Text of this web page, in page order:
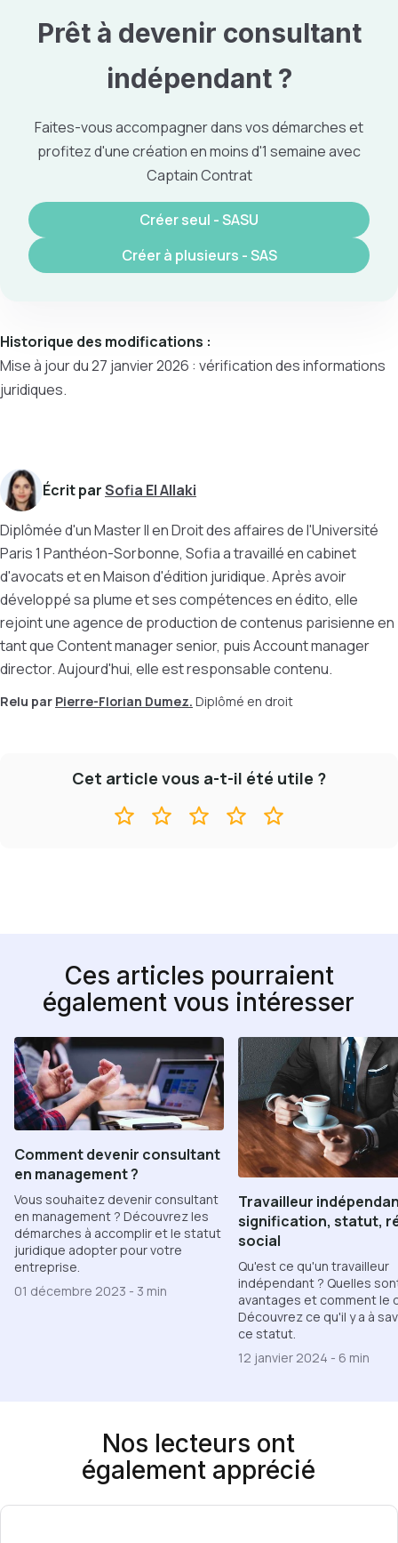
Prêt à devenir consultant
indépendant?
Faites-vous accompagner dans vos démarches et
profitez d'une création en moins d'1 semaine avec
Captain Contrat
Créer seul - SASU
Créer à plusieurs - SAS
Historique des modifications :
Mise à jour du 27 janvier 2026 : vérification des informations
juridiques.
Écrit parSofia El Allaki
Diplômée d'un Master II en Droit des affaires de l'Université
Paris 1 Panthéon-Sorbonne, Sofia a travaillé en cabinet
d'avocats et en Maison d'édition juridique. Après avoir
développé sa plume et ses compétences en édito, elle
rejoint une agence de production de contenus parisienne en
tant que Content manager senior, puis Account manager
director. Aujourd'hui, elle est responsable contenu.
Relu par Pierre-Florian Dumez. Diplômé en droit
Cet article vous a-t-il été utile ?
Ces articles pourraient
également vous intéresser
Comment devenir consultant
en management ?
Vous souhaitez devenir consultant
en management ? Découvrez les
démarches à accomplir et le statut
juridique adopter pour votre
entreprise.
01 décembre 2023 - 3 min
Travailleur
signification, statut,
social
Qu'est ce qu'un travailleur
indépendant ? Quelles
avantages et comment le
Découvrez ce qu'il y a à
ce statut.
12 janvier 2024 - 6 min
Nos lecteurs ont
également apprécié